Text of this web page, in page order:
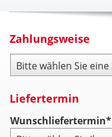
Zahlungsweise
Zahlungsweise
Liefertermin
Wunschliefertermin*